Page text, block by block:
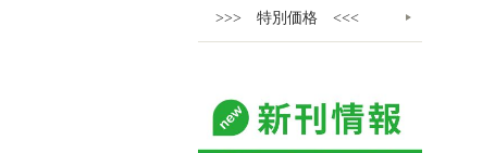
>>> 特別価格 <<<